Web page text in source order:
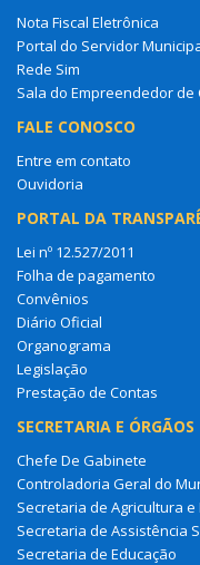
Nota Fiscal Eletrônica
Portal do Servidor
Rede Sim
Sala do Empreendedor de
FALE CONOSCO
Entre em contato
Ouvidoria
PORTAL DA
Lei nº 12.527/2011
Folha de pagamento
Convênios
Diário Oficial
Organograma
Legislação
Prestação de Contas
SECRETARIA E ÓRGÃOS
Chefe De Gabinete
Controladoria Geral do
Secretaria de Agricultura e
Secretaria de Assistência
Secretaria de Educação